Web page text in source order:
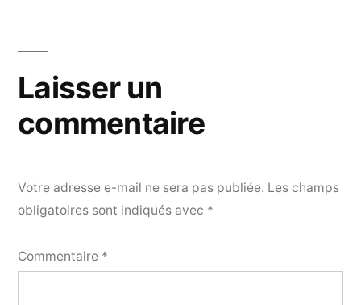
Laisser un
commentaire
Votre adresse e-mail ne sera pas publiée. Les champs
obligatoires sont indiqués avec *
Commentaire *